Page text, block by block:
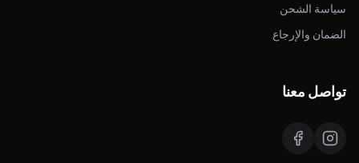
سياسة الشحن
الضمان والإرجاع
تواصل معنا